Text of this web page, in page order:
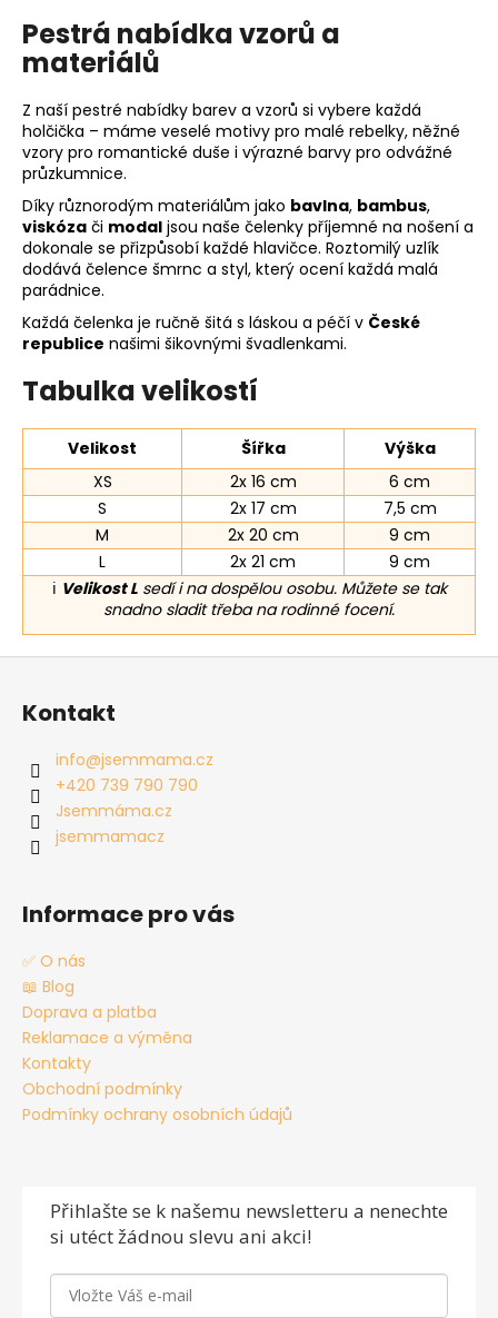
Pestrá nabídka vzorů a
materiálů
Z naší pestré nabídky barev a vzorů si vybere každá
holčička – máme veselé motivy pro malé rebelky, něžné
vzory pro romantické duše i výrazné barvy pro odvážné
průzkumnice.
Díky různorodým materiálům jako bavlna, bambus,
viskóza či modal jsou naše čelenky příjemné na nošení a
dokonale se přizpůsobí každé hlavičce. Roztomilý uzlík
dodává čelence šmrnc a styl, který ocení každá malá
parádnice.
Každá čelenka je ručně šitá s láskou a péčí v České
republice našimi šikovnými švadlenkami.
Tabulka velikostí
Velikost Šířka
Výška
XS
2x 16 cm
6 cm
S
2x 17 cm
7,5 cm
M
2x 20 cm
9 cm
L
2x 21 cm
9 cm
ℹ️ Velikost Lsedí i na dospělou osobu. Můžete se tak
snadno sladit třeba na rodinné focení.
Z
Kontakt
info@jsemmama.cz
+420 739 790 790
Jsemmáma.cz
jsemmamacz
Informace pro vás
✅ O nás
📖 Blog
Doprava a platba
Reklamace a výměna
Kontakty
Obchodní podmínky
Podmínky ochrany osobních údajů
Přihlašte se k našemu newsletteru a nenechte
si utéct žádnou slevu ani akci!